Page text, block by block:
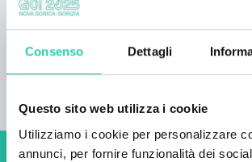
Consenso Dettagli
Questo sito web utilizza i cookie
Utilizziamo i cookie per personalizzare
annunci, per fornire funzionalità dei
ufficiale CEC Punti verdi e movimento.
È possibile registrarsiqui . Maggiori